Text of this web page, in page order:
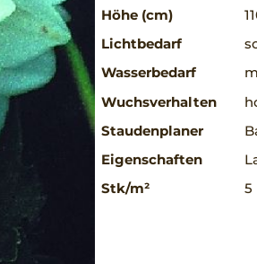
Höhe (cm)
Lichtbedarf
Wasserbedarf
Wuchsverhalten
Staudenplaner
Eigenschaften
Stk/m²
5